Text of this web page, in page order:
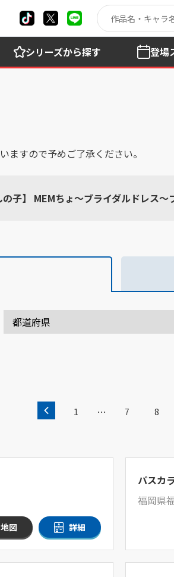
シリーズから探す 登場
ますので予めご了承ください。
の子】 MEMちょ～ブライダルドレス～
1 … 7 8
地図 詳細
パスカ
福岡県